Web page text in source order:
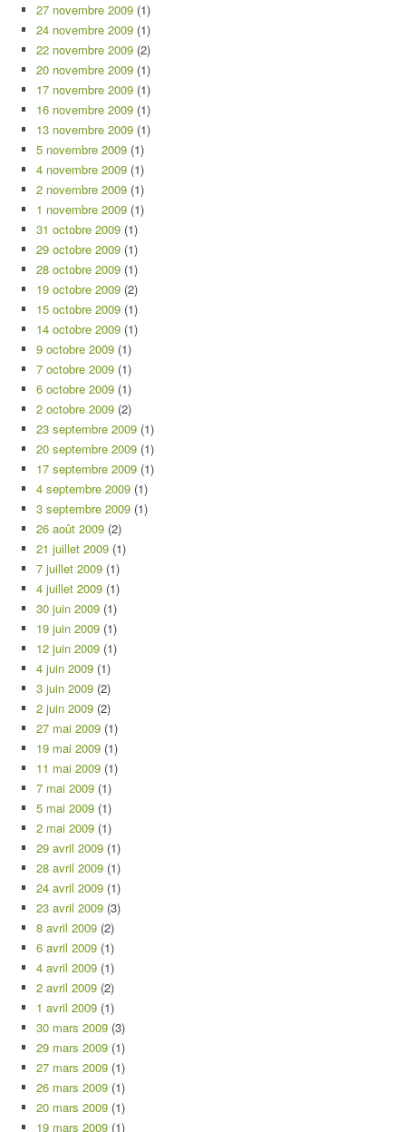
27 novembre 2009 (1)
24 novembre 2009 (1)
22 novembre 2009 (2)
20 novembre 2009 (1)
17 novembre 2009 (1)
16 novembre 2009 (1)
13 novembre 2009 (1)
5 novembre 2009 (1)
4 novembre 2009 (1)
2 novembre 2009 (1)
1 novembre 2009 (1)
31 octobre 2009 (1)
29 octobre 2009 (1)
28 octobre 2009 (1)
19 octobre 2009 (2)
15 octobre 2009 (1)
14 octobre 2009 (1)
9 octobre 2009 (1)
7 octobre 2009 (1)
6 octobre 2009 (1)
2 octobre 2009 (2)
23 septembre 2009 (1)
20 septembre 2009 (1)
17 septembre 2009 (1)
4 septembre 2009 (1)
3 septembre 2009 (1)
26 août 2009 (2)
21 juillet 2009 (1)
7 juillet 2009 (1)
4 juillet 2009 (1)
30 juin 2009 (1)
19 juin 2009 (1)
12 juin 2009 (1)
4 juin 2009 (1)
3 juin 2009 (2)
2 juin 2009 (2)
27 mai 2009 (1)
19 mai 2009 (1)
11 mai 2009 (1)
7 mai 2009 (1)
5 mai 2009 (1)
2 mai 2009 (1)
29 avril 2009 (1)
28 avril 2009 (1)
24 avril 2009 (1)
23 avril 2009 (3)
8 avril 2009 (2)
6 avril 2009 (1)
4 avril 2009 (1)
2 avril 2009 (2)
1 avril 2009 (1)
30 mars 2009 (3)
29 mars 2009 (1)
27 mars 2009 (1)
26 mars 2009 (1)
20 mars 2009 (1)
19 mars 2009 (1)